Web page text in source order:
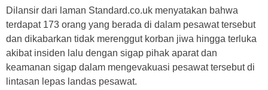
Dilansir dari laman Standard.co.uk menyatakan bahwa
terdapat 173 orang yang berada di dalam pesawat tersebut
dan dikabarkan tidak merenggut korban jiwa hingga terluka
akibat insiden lalu dengan sigap pihak aparat dan
keamanan sigap dalam mengevakuasi pesawat tersebut di
lintasan lepas landas pesawat.